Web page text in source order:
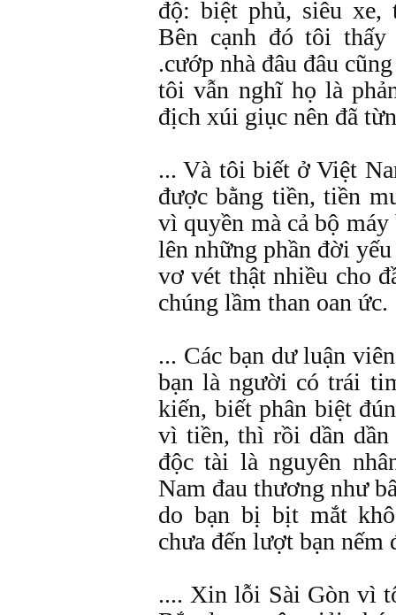
độ: biệt phủ, siêu xe,
Bên cạnh đó tôi
.cướp nhà đâu đâu
tôi vẫn nghĩ họ là
địch xúi giục nên đã
... Và tôi biết ở Việt
được bằng tiền, tiền
vì quyền mà cả bộ máy
lên những phần đời
vơ vét thật nhiều cho
chúng lầm than oan ức.
... Các bạn dư luận
bạn là người có trái
kiến, biết phân biệt
vì tiền, thì rồi dần dần
độc tài là nguyên
Nam đau thương như
do bạn bị bịt mắt
chưa đến lượt bạn nếm
.... Xin lỗi Sài Gòn vì